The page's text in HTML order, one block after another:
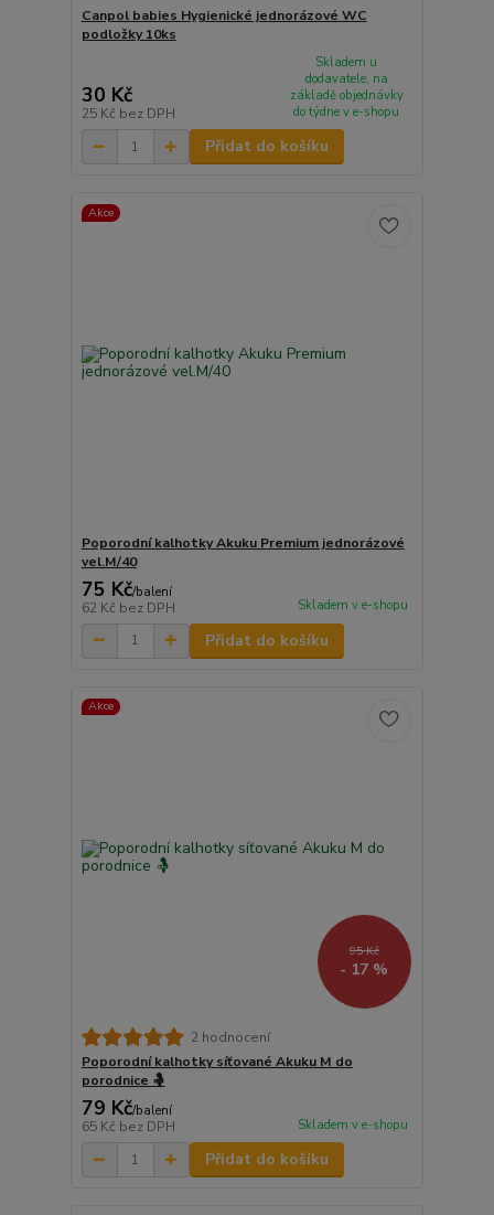
Canpol babies Hygienické jednorázové WC
podložky 10ks
30 Kč
25 Kč bez DPH
Skladem u
dodavatele, na
základě objednávky
do týdne v e-shopu
Přidat do košíku
Akce
Poporodní kalhotky Akuku Premium jednorázové
vel.M/40
75 Kč/balení
62 Kč bez DPH Skladem v e-shopu
Přidat do košíku
Akce
95 Kč
- 17 %
2 hodnocení
Poporodní kalhotky síťované Akuku M do
porodnice 🤱
79 Kč/balení
65 Kč bez DPH Skladem v e-shopu
Přidat do košíku